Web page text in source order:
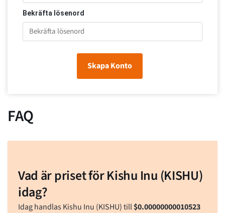
Bekräfta lösenord
Skapa Konto
FAQ
Vad är priset för Kishu Inu (KISHU)
idag?
Idag handlas Kishu Inu (KISHU) till$0.00000000010523